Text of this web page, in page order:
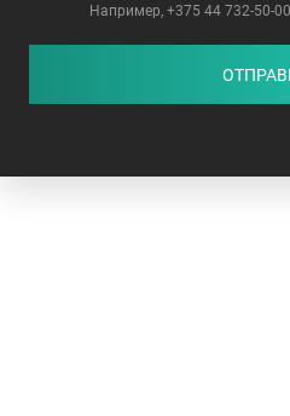
Например, +375 44 732-50-00